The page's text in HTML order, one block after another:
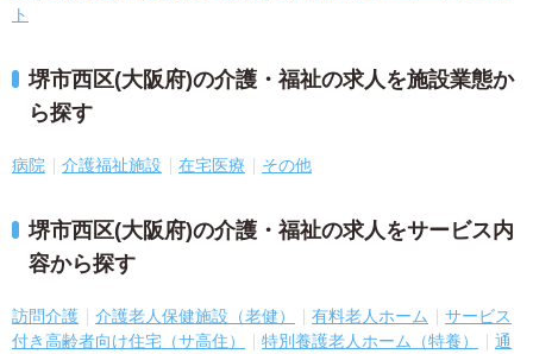
ト
堺市西区(大阪府)の介護・福祉の求人を施設業態か
ら探す
病院 介護福祉施設 在宅医療 その他
堺市西区(大阪府)の介護・福祉の求人をサービス内
容から探す
訪問介護 介護老人保健施設（老健） 有料老人ホーム
サービス
付き高齢者向け住宅（サ高住）
特別養護老人ホーム（特養）
通